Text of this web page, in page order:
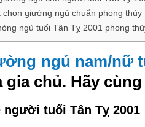
chọn giường ngủ chuẩn phong thủy
ngủ tuổi Tân Tỵ 2001 phong
ngủ nam/nữ
gia chủ. Hãy cùng
người tuổi Tân Tỵ 2001